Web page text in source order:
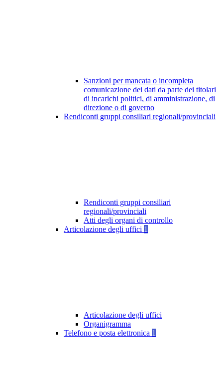
Sanzioni per mancata o incompleta
comunicazione dei dati da parte dei titolari
di incarichi politici, di amministrazione, di
direzione o di governo
Rendiconti gruppi consiliari regionali/provinciali
Rendiconti gruppi consiliari
regionali/provinciali
Atti degli organi di controllo
Articolazione degli uffici 1
Articolazione degli uffici
Organigramma
Telefono e posta elettronica 1